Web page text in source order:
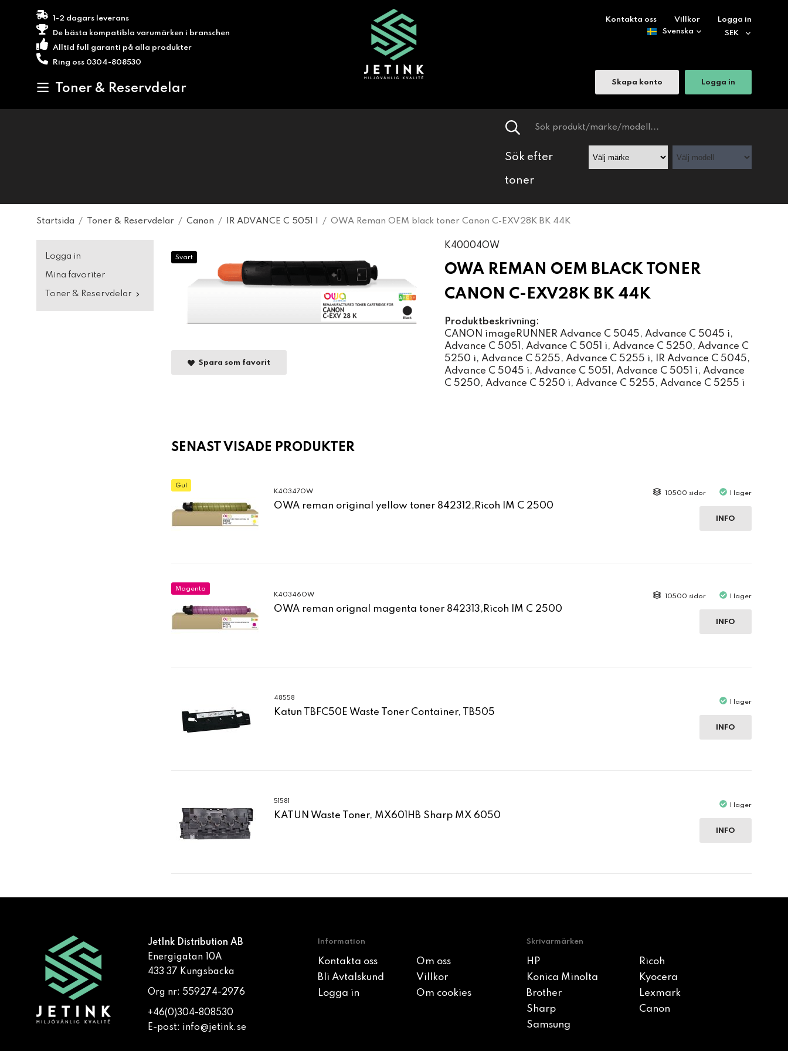
1-2 dagars leverans
De bästa kompatibla varumärken i branschen
Alltid full garanti på alla produkter
Ring oss 0304-808530
Toner & Reservdelar
Kontakta oss Villkor Logga in
Skapa konto Logga in
Sök efter
toner
Startsida / Toner & Reservdelar / Canon / IR ADVANCE C 5051 I / OWA Reman OEM black toner Canon C-EXV28K BK 44K
Logga in
Mina favoriter
Toner & Reservdelar
Svart
K40004OW
OWA REMAN OEM BLACK TONER
CANON C-EXV28K BK 44K
Produktbeskrivning:
CANON imageRUNNER Advance C 5045, Advance C 5045 i,
Advance C 5051, Advance C 5051 i, Advance C 5250, Advance C
5250 i, Advance C 5255, Advance C 5255 i, IR Advance C 5045,
Advance C 5045 i, Advance C 5051, Advance C 5051 i, Advance
C 5250, Advance C 5250 i, Advance C 5255, Advance C 5255 i
Spara som favorit
SENAST VISADE PRODUKTER
Gul
K40347OW
OWA reman original yellow toner 842312,Ricoh IM C 2500
10500 sidor I lager
INFO
Magenta
K40346OW
OWA reman orignal magenta toner 842313,Ricoh IM C 2500
10500 sidor I lager
INFO
48558
Katun TBFC50E Waste Toner Container, TB505
I lager
INFO
51581
KATUN Waste Toner, MX601HB Sharp MX 6050
I lager
INFO
JetInk Distribution AB
Energigatan 10A
433 37 Kungsbacka
Org nr: 559274-2976
+46(0)304-808530
E-post: info@jetink.se
Information
Kontakta oss
Om oss
Bli Avtalskund
Villkor
Logga in
Om cookies
Skrivarmärken
HP
Ricoh
Konica Minolta
Kyocera
Brother
Lexmark
Sharp
Canon
Samsung